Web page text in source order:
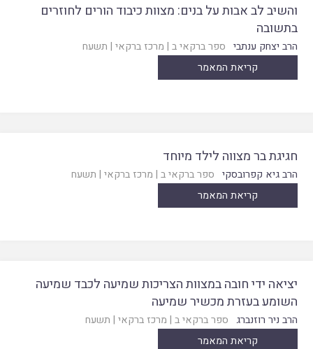
והשיב לב אבות על בנים: מצוות כיבוד הורים לחוזרים
בתשובה
הרב יצחק ענתבי ספר ברקאי ב | מרכז ברקאי | תשעח
קריאת המאמר
חגיגת בר מצווה לילד מיוחד
הרב גיא קפרובסקי ספר ברקאי ב | מרכז ברקאי | תשעח
קריאת המאמר
יציאה ידי חובה במצוות הצריכות שמיעה לכבד שמיעה
השומע בעזרת מכשיר שמיעה
הרב ניר רוזנברג ספר ברקאי ב | מרכז ברקאי | תשעח
קריאת המאמר